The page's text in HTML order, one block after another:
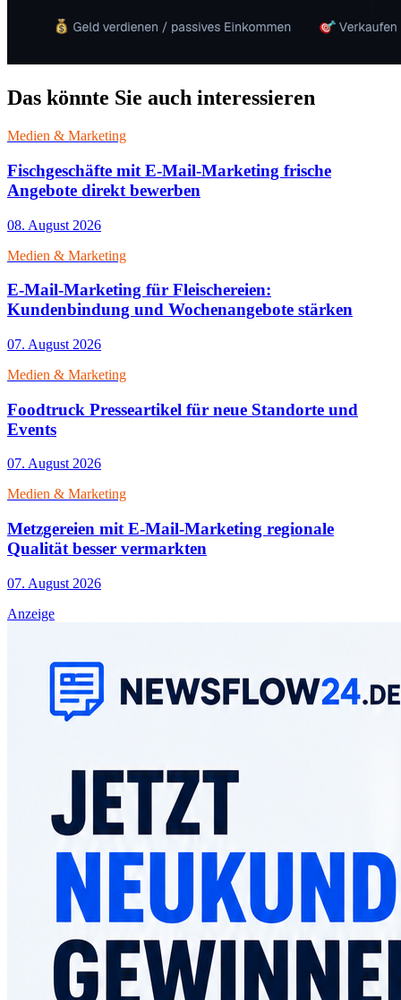
Das könnte Sie auch interessieren
Medien & Marketing
Fischgeschäfte mit E-Mail-Marketing frische
Angebote direkt bewerben
08. August 2026
Medien & Marketing
E-Mail-Marketing für Fleischereien:
Kundenbindung und Wochenangebote stärken
07. August 2026
Medien & Marketing
Foodtruck Presseartikel für neue Standorte und
Events
07. August 2026
Medien & Marketing
Metzgereien mit E-Mail-Marketing regionale
Qualität besser vermarkten
07. August 2026
Anzeige